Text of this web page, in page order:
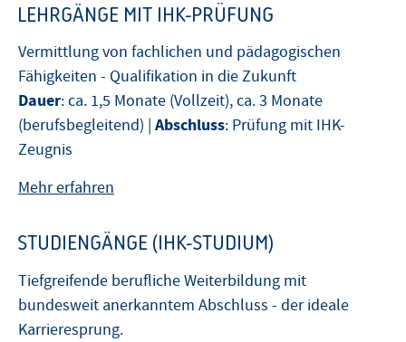
LEHRGÄNGE MIT IHK-PRÜFUNG
Vermittlung von fachlichen und pädagogischen
Fähigkeiten - Qualifikation in die Zukunft
Dauer: ca. 1,5 Monate (Vollzeit), ca. 3 Monate
(berufsbegleitend) | Abschluss: Prüfung mit IHK-
Zeugnis
Mehr erfahren
STUDIENGÄNGE (IHK-STUDIUM)
Tiefgreifende berufliche Weiterbildung mit
bundesweit anerkanntem Abschluss - der ideale
Karrieresprung.